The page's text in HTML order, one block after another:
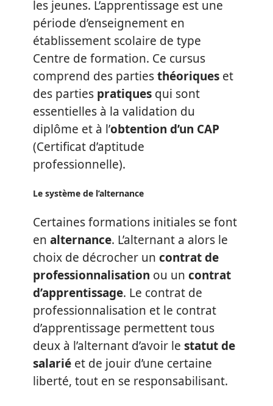
les jeunes. L’apprentissage est une
période d’enseignement en
établissement scolaire de type
Centre de formation. Ce cursus
comprend des partiesthéoriques et
des parties pratiques qui sont
essentielles à la validation du
diplôme et à l’obtention d’un CAP
(Certificat d’aptitude
professionnelle).
Le système de l’alternance
Certaines formations initiales se font
en alternance. L’alternant a alors le
choix de décrocher un contrat de
professionnalisation ou un contrat
d’apprentissage. Le contrat de
professionnalisation et le contrat
d’apprentissage permettent tous
deux à l’alternant d’avoir le statut de
salarié et de jouir d’une certaine
liberté, tout en se responsabilisant.